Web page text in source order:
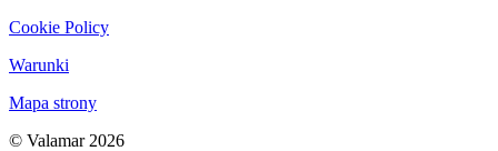
Cookie Policy
Warunki
Mapa strony
© Valamar 2026